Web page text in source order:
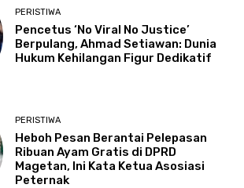
PERISTIWA
Pencetus ‘No Viral No Justice’
Berpulang, Ahmad Setiawan: Dunia
Hukum Kehilangan Figur Dedikatif
PERISTIWA
Heboh Pesan Berantai Pelepasan
Ribuan Ayam Gratis di DPRD
Magetan, Ini Kata Ketua Asosiasi
Peternak